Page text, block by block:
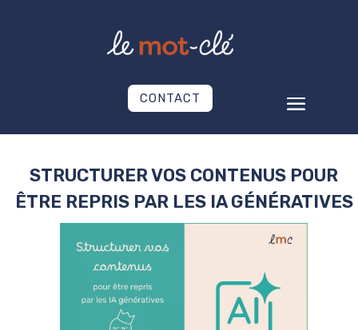
CONTACT
STRUCTURER VOS CONTENUS POUR
ÊTRE REPRIS PAR LES IA GÉNÉRATIVES